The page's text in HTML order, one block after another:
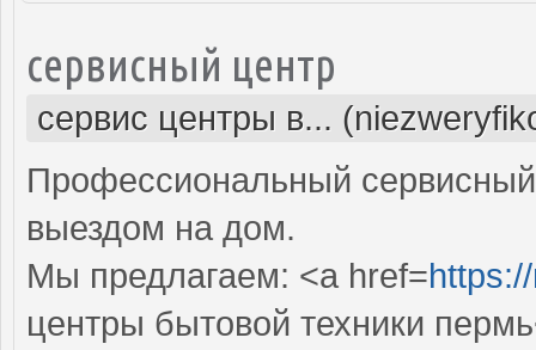
сервисный центр
сервис центры в...
Профессиональный
выездом на дом.
Мы предлагаем: <a href=
центры бытовой техники